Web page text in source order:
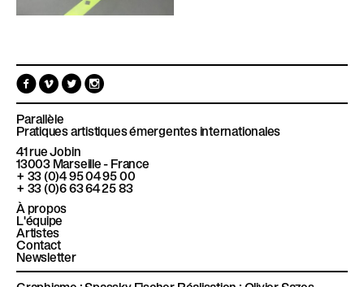
F
a
c
e
b
o
o
k
V
i
m
e
o
T
w
i
t
e
s
a
g
a
m
Parallèle
Pratiques artistiques émergentes internationales
41 rue Jobin
13003 Marseille - France
+ 33 (0)4 95 04 95 00
+ 33 (0)6 63 64 25 83
À propos
L'équipe
Artistes
Contact
Newsletter